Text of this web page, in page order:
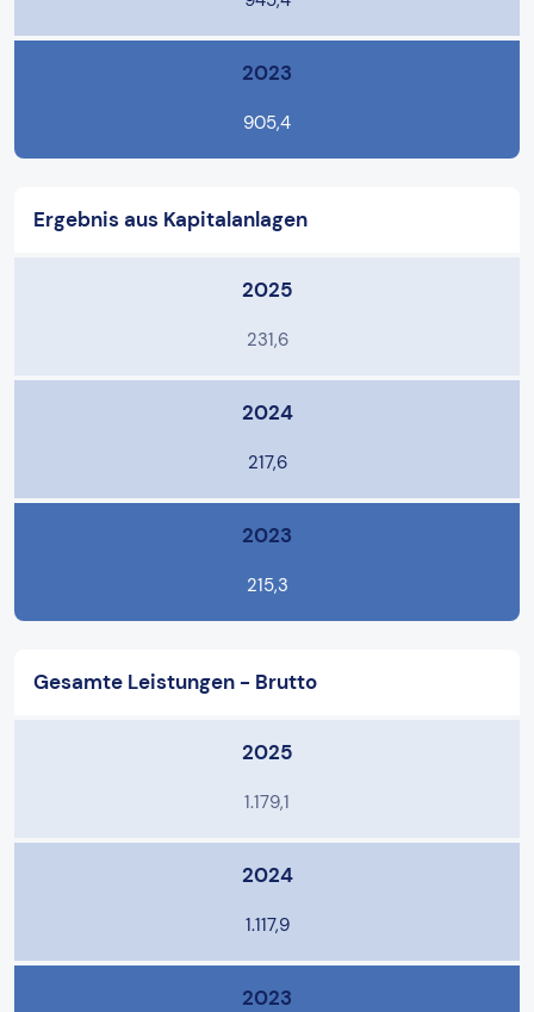
2023
905,4
Ergebnis aus Kapitalanlagen
2025
231,6
2024
217,6
2023
215,3
Gesamte Leistungen - Brutto
2025
1.179,1
2024
1.117,9
2023